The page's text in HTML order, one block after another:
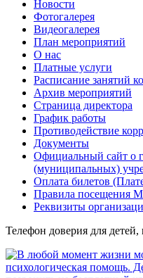
Новости
Фотогалерея
Видеогалерея
План мероприятий
О нас
Платные услуги
Расписание занятий
Архив мероприятий
Страница директора
График работы
Противодействие
Документы
Официальный сайт о
(муниципальных)
Оплата билетов
Правила посещения
Реквизиты
Телефон доверия для